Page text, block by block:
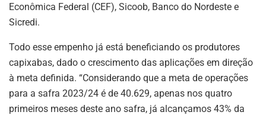
Econômica Federal (CEF), Sicoob, Banco do Nordeste e
Sicredi.
Todo esse empenho já está beneficiando os produtores
capixabas, dado o crescimento das aplicações em direção
à meta definida. “Considerando que a meta de operações
para a safra 2023/24 é de 40.629, apenas nos quatro
primeiros meses deste ano safra, já alcançamos 43% da